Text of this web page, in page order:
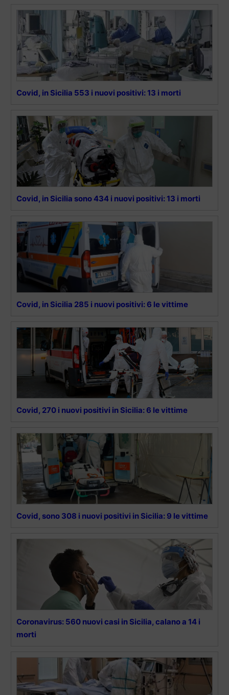
Covid, in Sicilia 553 i nuovi positivi: 13 i morti
Covid, in Sicilia sono 434 i nuovi positivi: 13 i morti
Covid, in Sicilia 285 i nuovi positivi: 6 le vittime
Covid, 270 i nuovi positivi in Sicilia: 6 le vittime
Covid, sono 308 i nuovi positivi in Sicilia: 9 le vittime
Coronavirus: 560 nuovi casi in Sicilia, calano a 14 i
morti